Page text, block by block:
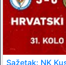
Sažetak: NK